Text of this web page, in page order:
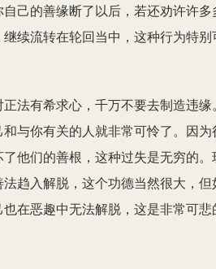
己的善缘断了以后，若还劝许许
续流转在轮回当中，这种行为特别
法有希求心，千万不要去制造违
与你有关的人就非常可怜了。因
他们的善根，这种过失是无穷的
趋入解脱，这个功德当然很大，
在恶趣中无法解脱，这是非常可